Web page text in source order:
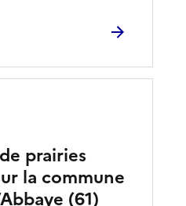
prairies
la commune
(61)